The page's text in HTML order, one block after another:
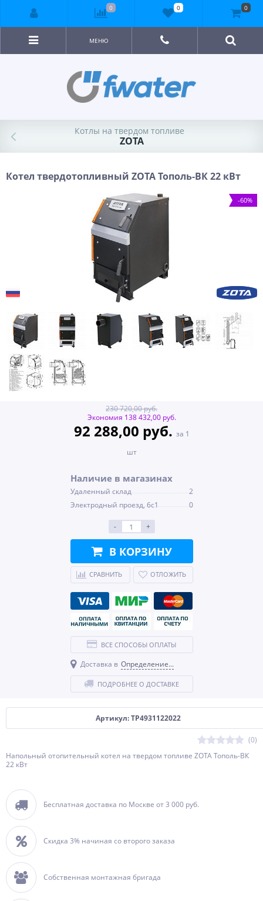
МЕНЮ
Котлы на твердом топливе
ZOTA
Котел твердотопливный ZOTA Тополь-ВК 22 кВт
-60%
Артикул: TP4931122022
(0)
Напольный отопительный котел на твердом топливе ZOTA Тополь-ВК
22 кВт
Бесплатная доставка по Москве от 3 000 руб.
Скидка 3% начиная со второго заказа
Собственная монтажная бригада
230 720,00 руб.
Экономия 138 432,00 руб.
92 288,00 руб. за 1
шт
Наличие в магазинах
Удаленный склад
2
Электродный проезд, 6с1
0
- +
В КОРЗИНУ
СРАВНИТЬ ОТЛОЖИТЬ
ВСЕ СПОСОБЫ ОПЛАТЫ
Доставка в Определение...
ПОДРОБНЕЕ О ДОСТАВКЕ
0 0 0